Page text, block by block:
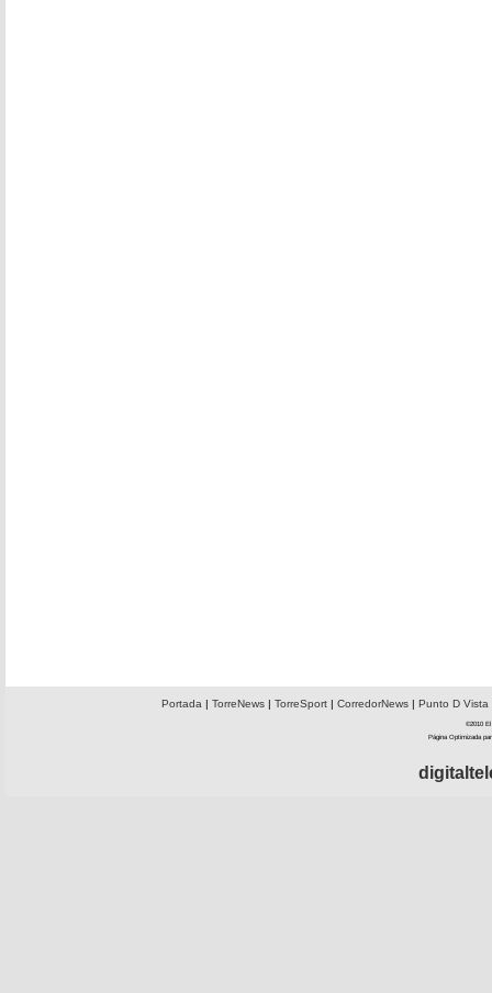
Portada | TorreNews| TorreSport| CorredorNews| Punto D Vista
©2010 El
Página Optimizada